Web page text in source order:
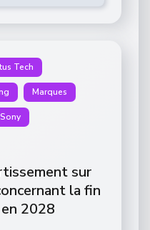
Tech
Marques
Sony
sur
la fin
2028